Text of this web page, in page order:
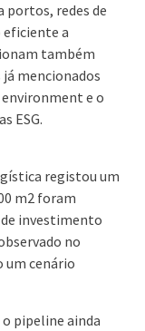
portos, redes de
eficiente a
também
mencionados
e o
ESG.
registou um
m2 foram
investimento
no
um cenário
o pipeline ainda